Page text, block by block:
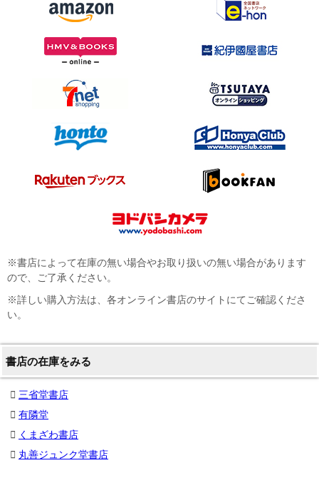
※書店によって在庫の無い場合やお取り扱いの無い場合があります
ので、ご了承ください。
※詳しい購入方法は、各オンライン書店のサイトにてご確認くださ
い。
書店の在庫をみる
三省堂書店
有隣堂
くまざわ書店
丸善ジュンク堂書店